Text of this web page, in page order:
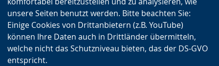
unsere Seiten benutzt werden. Bitte beachten Sie:
Einige Cookies von Drittanbietern (z.B. YouTube)
können Ihre Daten auch in Drittländer übermitteln,
welche nicht das Schutzniveau bieten, das der DS-GVO
entspricht.